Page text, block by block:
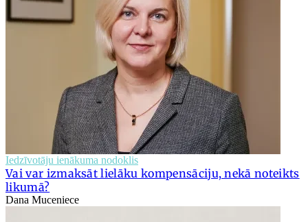
Iedzīvotāju ienākuma nodoklis
Vai var izmaksāt lielāku kompensāciju, nekā noteikts
likumā?
Dana Muceniece